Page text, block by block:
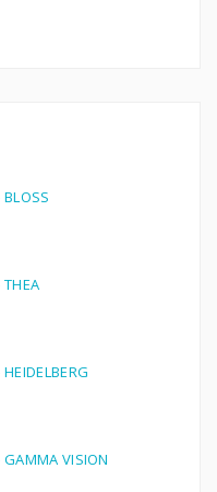
VISION